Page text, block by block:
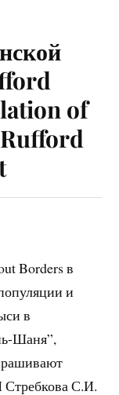
of
Borders в
и
в
Шаня”,
С.И.